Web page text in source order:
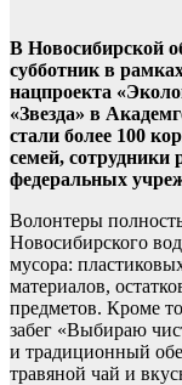
В Новосибирской
субботник в
нацпроекта
«Звезда» в
стали более 100
семей, сотрудники
федеральных
Волонтеры
Новосибирского
мусора:
материалов,
предметов. Кроме
забег «Выбираю
и традиционный
травяной чай и